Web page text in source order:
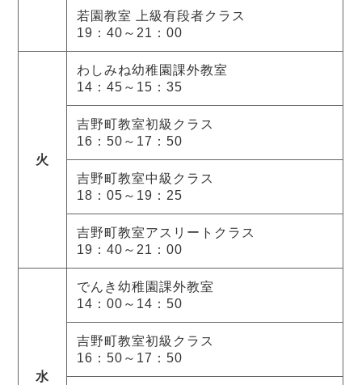
若園教室 上級有段者クラス
19：40～21：00
火
わしみね幼稚園課外教室
14：45～15：35
吉野町教室初級クラス
16：50～17：50
吉野町教室中級クラス
18：05～19：25
吉野町教室アスリートクラス
19：40～21：00
水
でんき幼稚園課外教室
14：00～14：50
吉野町教室初級クラス
16：50～17：50